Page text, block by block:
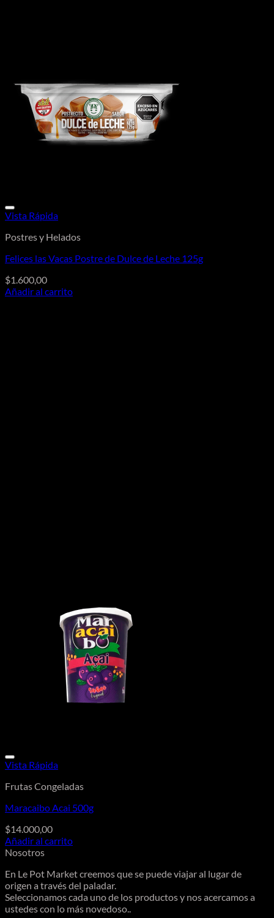
Vista Rápida
Postres y Helados
Felices las Vacas Postre de Dulce de Leche 125g
$1.600,00
Añadir al carrito
Vista Rápida
Frutas Congeladas
Maracaibo Acai 500g
$14.000,00
Añadir al carrito
Nosotros
En Le Pot Market creemos que se puede viajar al lugar de
origen a través del paladar.
Seleccionamos cada uno de los productos y nos acercamos a
ustedes con lo más novedoso..